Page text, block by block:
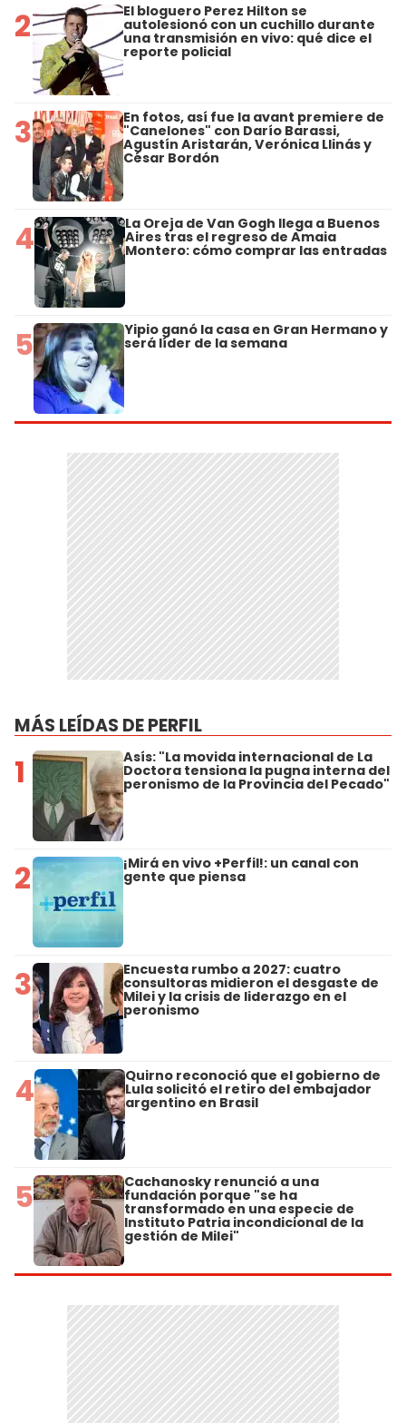
2 El bloguero Perez Hilton se
autolesionó con un cuchillo durante
una transmisión en vivo: qué dice el
reporte policial
3 En fotos, así fue la avant premiere de
"Canelones" con Darío Barassi,
Agustín Aristarán, Verónica Llinás y
César Bordón
4 La Oreja de Van Gogh llega a Buenos
Aires tras el regreso de Amaia
Montero: cómo comprar las entradas
5 Yipio ganó la casa en Gran Hermano y
será líder de la semana
MÁS LEÍDAS DE PERFIL
1 Asís: "La movida internacional de La
Doctora tensiona la pugna interna del
peronismo de la Provincia del Pecado"
2 ¡Mirá en vivo +Perfil!: un canal con
gente que piensa
3 Encuesta rumbo a 2027: cuatro
consultoras midieron el desgaste de
Milei y la crisis de liderazgo en el
peronismo
4 Quirno reconoció que el gobierno de
Lula solicitó el retiro del embajador
argentino en Brasil
5 Cachanosky renunció a una
fundación porque "se ha
transformado en una especie de
Instituto Patria incondicional de la
gestión de Milei"